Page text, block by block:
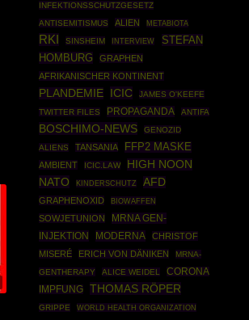
INFEKTIONSSCHUTZGESETZ
ANTISEMITISMUS
ALIEN METABIOTA
RKI SINSHEIM INTERVIEW
STEFAN
HOMBURG
GRAPHEN
AFRIKANISCHER KONTINENT
PLANDEMIE ICIC
JAMES O'KEEFE
TWITTER FILES
PROPAGANDA ANTIFA
BOSCHIMO-NEWS
GENOZID
ALIENS
TANSANIA FFP2 MASKE
AMBIENT ICIC.LAW HIGH NOON
NATO KINDERSCHUTZ AFD
GRAPHENOXID BIOWAFFEN
SOWJETUNION
MRNA GEN-
INJEKTION
MODERNA
CHRISTOF
MISERÉ
ERICH VON DÄNIKEN
MRNA-
GENTHERAPY
ALICE WEIDEL
CORONA
IMPFUNG
THOMAS RÖPER
GRIPPE WORLD HEALTH ORGANIZATION